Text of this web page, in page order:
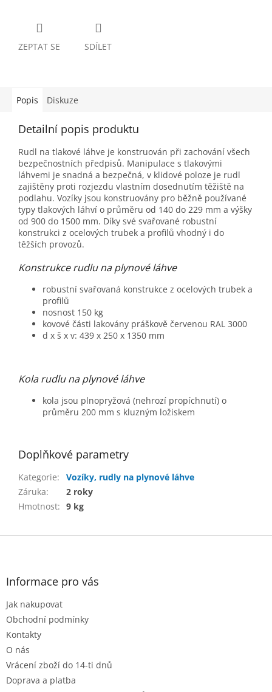
ZEPTAT SE SDÍLET
Popis Diskuze
Detailní popis produktu
Rudl na tlakové láhve je konstruován při zachování všech
bezpečnostních předpisů. Manipulace s tlakovými
láhvemi je snadná a bezpečná, v klidové poloze je rudl
zajištěny proti rozjezdu vlastním dosednutím těžiště na
podlahu. Vozíky jsou konstruovány pro běžně používané
typy tlakových láhví o průměru od 140 do 229 mm a výšky
od 900 do 1500 mm. Díky své svařované robustní
konstrukci z ocelových trubek a profilů vhodný i do
těžších provozů.
Konstrukce rudlu na plynové láhve
robustní svařovaná konstrukce z ocelových trubek a
profilů
nosnost 150 kg
kovové části lakovány práškově červenou RAL 3000
d x š x v: 439 x 250 x 1350 mm
Kola rudlu na plynové láhve
kola jsou plnopryžová (nehrozí propíchnutí) o
průměru 200 mm s kluzným ložiskem
Doplňkové parametry
Kategorie:
Vozíky, rudly na plynové láhve
Záruka:
2 roky
Hmotnost: 9 kg
Z
Informace pro vás
Jak nakupovat
Obchodní podmínky
Kontakty
O nás
Vrácení zboží do 14-ti dnů
Doprava a platba